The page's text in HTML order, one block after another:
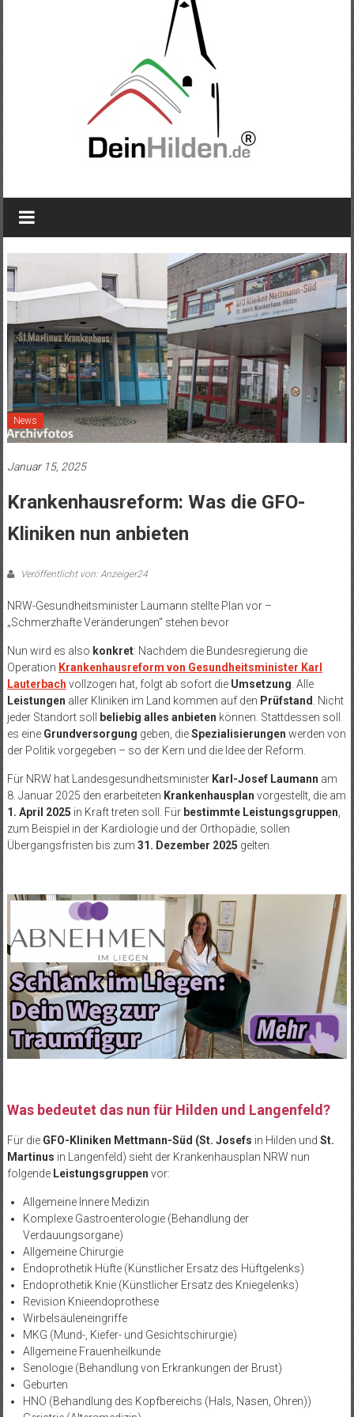
News
Januar 15, 2025
Krankenhausreform: Was die GFO-
Kliniken nun anbieten
Veröffentlicht von: Anzeiger24
NRW-Gesundheitsminister Laumann stellte Plan vor –
„Schmerzhafte Veränderungen“ stehen bevor
Nun wird es also konkret: Nachdem die Bundesregierung die
Operation Krankenhausreform von Gesundheitsminister Karl
Lauterbach vollzogen hat, folgt ab sofort die Umsetzung. Alle
Leistungen aller Kliniken im Land kommen auf den Prüfstand. Nicht
jeder Standort soll
beliebig alles anbieten können. Stattdessen soll
es eine Grundversorgung geben, dieSpezialisierungen werden von
der Politik vorgegeben – so der Kern und die Idee der Reform.
Für NRW hat Landesgesundheitsminister Karl-Josef Laumann am
8. Januar 2025 den erarbeiteten Krankenhausplan vorgestellt, die am
1. April 2025 in Kraft treten soll. Für bestimmte Leistungsgruppen,
zum Beispiel in der Kardiologie und der Orthopädie, sollen
Übergangsfristen bis zum 31. Dezember 2025 gelten.
Was bedeutet das nun für Hilden und Langenfeld?
Für dieGFO-Kliniken Mettmann-Süd (St. Josefs in Hilden und St.
Martinus in Langenfeld) sieht der Krankenhausplan NRW nun
folgende Leistungsgruppen vor:
Allgemeine Innere Medizin
Komplexe Gastroenterologie (Behandlung der
Verdauungsorgane)
Allgemeine Chirurgie
Endoprothetik Hüfte (Künstlicher Ersatz des Hüftgelenks)
Endoprothetik Knie (Künstlicher Ersatz des Kniegelenks)
Revision Knieendoprothese
Wirbelsäuleneingriffe
MKG (Mund-, Kiefer- und Gesichtschirurgie)
Allgemeine Frauenheilkunde
Senologie (Behandlung von Erkrankungen der Brust)
Geburten
HNO (Behandlung des Kopfbereichs (Hals, Nasen, Ohren))